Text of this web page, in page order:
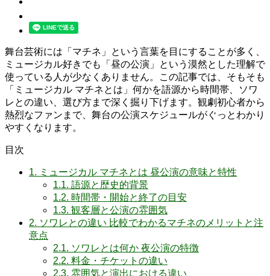
舞台芸術には「マチネ」という言葉を目にすることが多く、
ミュージカル好きでも「昼の公演」という漠然とした理解で
使っている人が少なくありません。この記事では、そもそも
「ミュージカル マチネとは」何かを語源から時間帯、ソワ
レとの違い、選び方まで深く掘り下げます。観劇初心者から
熱烈なファンまで、舞台の公演スケジュールがぐっとわかり
やすくなります。
目次
1. ミュージカル マチネとは 昼公演の意味と特性
1.1. 語源と歴史的背景
1.2. 時間帯・開始と終了の目安
1.3. 観客層と公演の雰囲気
2. ソワレとの違い 比較でわかるマチネのメリットと注
意点
2.1. ソワレとは何か 夜公演の特徴
2.2. 料金・チケットの違い
2.3. 雰囲気と演出における違い